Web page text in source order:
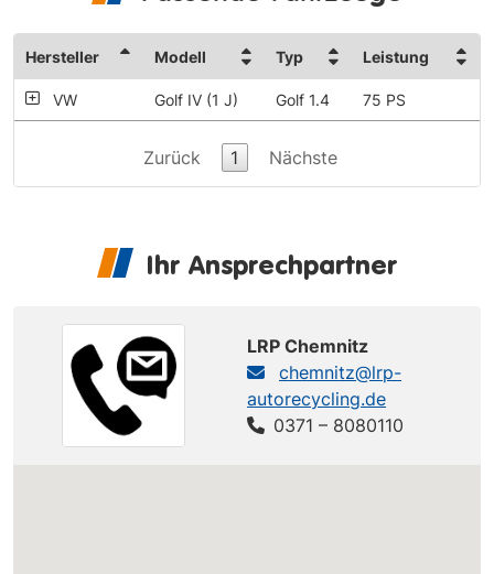
Hersteller Modell Typ Leistung
VW Golf IV (1 J) Golf 1.4 75 PS
Zurück 1 Nächste
Ihr Ansprechpartner
LRP Chemnitz
chemnitz@lrp-
autorecycling.de
0371 – 8080110